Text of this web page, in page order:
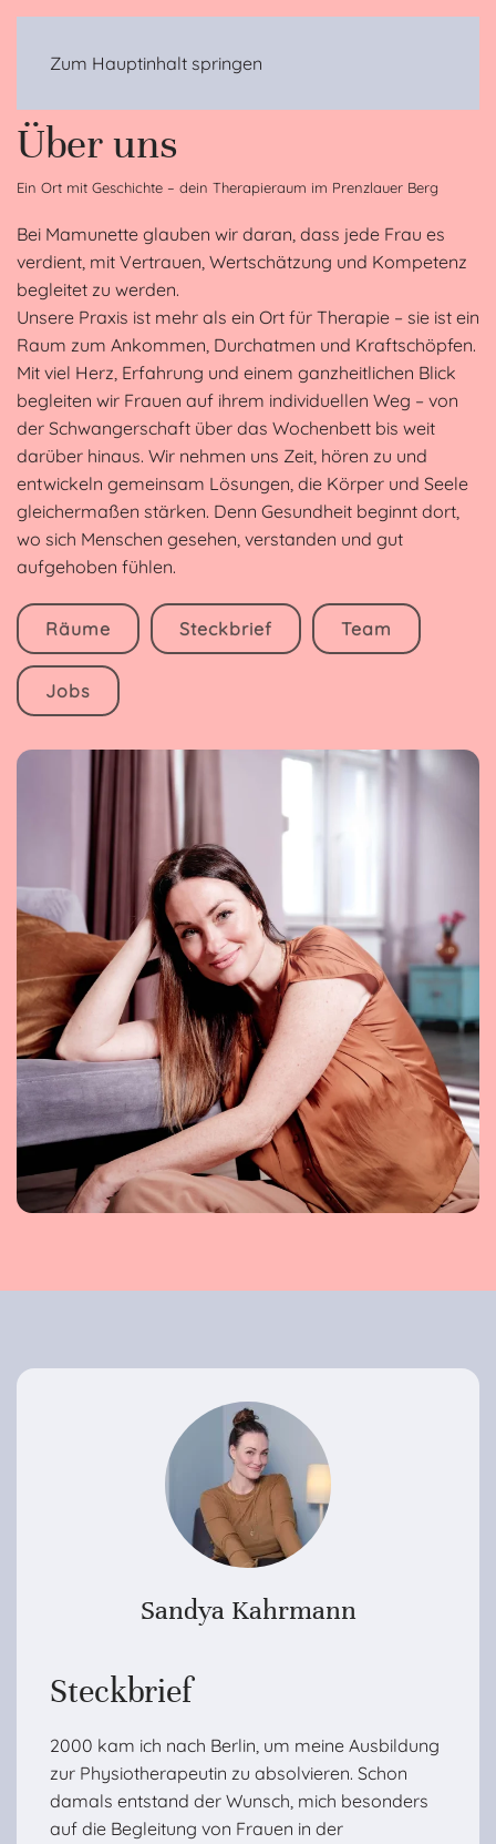
Zum Hauptinhalt springen
Über uns
Ein Ort mit Geschichte – dein Therapieraum im Prenzlauer Berg
Bei Mamunette glauben wir daran, dass jede Frau es
verdient, mit Vertrauen, Wertschätzung und Kompetenz
begleitet zu werden.
Unsere Praxis ist mehr als ein Ort für Therapie – sie ist ein
Raum zum Ankommen, Durchatmen und Kraftschöpfen.
Mit viel Herz, Erfahrung und einem ganzheitlichen Blick
begleiten wir Frauen auf ihrem individuellen Weg – von
der Schwangerschaft über das Wochenbett bis weit
darüber hinaus. Wir nehmen uns Zeit, hören zu und
entwickeln gemeinsam Lösungen, die Körper und Seele
gleichermaßen stärken. Denn Gesundheit beginnt dort,
wo sich Menschen gesehen, verstanden und gut
aufgehoben fühlen.
Räume Steckbrief Team
Jobs
Sandya Kahrmann
Steckbrief
2000 kam ich nach Berlin, um meine Ausbildung
zur Physiotherapeutin zu absolvieren. Schon
damals entstand der Wunsch, mich besonders
auf die Begleitung von Frauen in der